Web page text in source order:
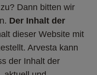
Dann bitten wir
Der Inhalt der
dieser Website mit
Arvesta kann
der Inhalt der